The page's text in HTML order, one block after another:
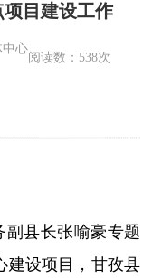
目建设工作
中心
阅读数： 538次
副县长张喻豪专题
建设项目，甘孜县